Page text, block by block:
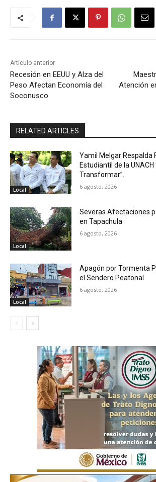
Artículo anterior
Recesión en EEUU y Alza del
Peso Afectan Economía del
Soconusco
Atención
RELATED ARTICLES
Local
Yamil Melgar Respalda
Estudiantil de la
Transformar”.
6 agosto, 2026
Local
Severas Afectaciones
en Tapachula
6 agosto, 2026
Local
Apagón por Tormenta
el Sendero Peatonal
6 agosto, 2026